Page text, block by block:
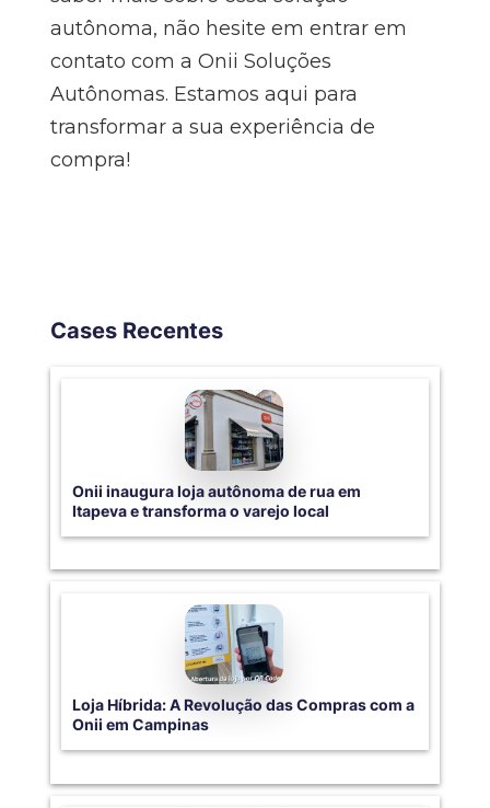
autônoma, não hesite em entrar em
contato com a Onii Soluções
Autônomas. Estamos aqui para
transformar a sua experiência de
compra!
Cases Recentes
Onii inaugura loja autônoma de rua em
Itapeva e transforma o varejo local
Loja Híbrida: A Revolução das Compras com a
Onii em Campinas